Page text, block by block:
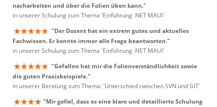
nacharbeiten und über die Folien üben kann."
in unserer Schulung zum Thema 'Einführung .NET MAUI'
"Der Dozent hat ein extrem gutes und aktuelles
Fachwissen. Er konnte immer alle Frage beantworten."
in unserer Schulung zum Thema 'Einführung .NET MAUI'
"Gefallen hat mir die Folienverständlichkeit sowie
die guten Praxisbeispiele."
in unserer Beratung zum Thema: 'Unterschied zwischen SVN und GIT'
"Mir gefiel, dass es eine klare und detaillierte Schulung